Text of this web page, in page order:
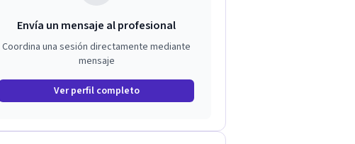
Envía un mensaje al profesional
Coordina una sesión directamente mediante
mensaje
Ver perfil completo